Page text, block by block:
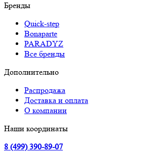
Бренды
Quick-step
Bonaparte
PARADYZ
Все бренды
Дополнительно
Распродажа
Доставка и оплата
О компании
Наши координаты
8 (499) 390-89-07